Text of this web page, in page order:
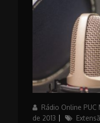
AuthorRádio Online PUC
de 2013
Categories